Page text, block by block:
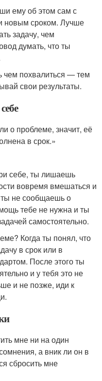
ему об этом сам с
новым сроком. Лучше
задачу, чем
думать, что ты
чем похвалиться — тем
свои результаты.
о проблеме, значит, её
в срок.»
себе, ты лишаешь
вовремя вмешаться и
ты не сообщаешь о
тебе не нужна и ты
самостоятельно.
Когда ты понял, что
в срок или в
После этого ты
и у тебя это не
и не позже, иди к
мне ни на один
а вник ли он в
сбросить мне